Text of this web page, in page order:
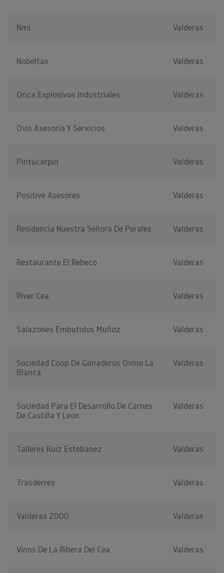
Nmi Valderas
Nobeltax Valderas
Orica Explosivos Industriales Valderas
Ovis Asesoria Y Servicios Valderas
Pintucarpin Valderas
Positive Asesores Valderas
Residencia Nuestra Señora De Perales Valderas
Restaurante El Rebeco Valderas
River Cea Valderas
Salazones Embutidos Muñoz Valderas
Sociedad Coop De Ganaderos Ovino La
Blanca
Valderas
Sociedad Para El Desarrollo De Carnes
De Castilla Y Leon
Valderas
Talleres Ruiz Estebanez Valderas
Trasderrey Valderas
Valderas 2000 Valderas
Vinos De La Ribera Del Cea Valderas